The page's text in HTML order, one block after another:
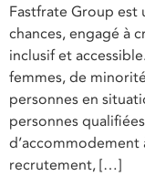
Fastfrate Group est
chances, engagé à
inclusif et
femmes, de
personnes en
personnes
recrutement, […]